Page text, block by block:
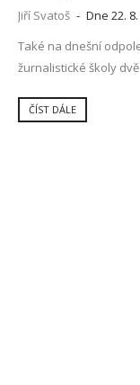
Jiří Svatoš - Dne 22.
Také na dnešní
žurnalistické školy
ČÍST DÁLE